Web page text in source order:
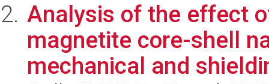
Analysis of the effect
magnetite core-shell
mechanical and